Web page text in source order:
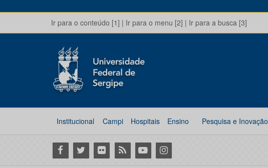
Ir para o conteúdo [1] | Ir para o menu [2] | Ir para a busca [3]
Institucional Campi Hospitais Ensino Pesquisa e Inovação
Facebook
Twitter Flickr RSS YoutubeInstagram